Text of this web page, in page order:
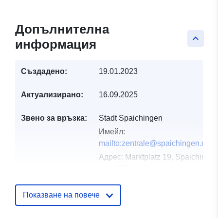
keyboard_arrow_up
Допълнителна
информация
Създадено: 19.01.2023
Актуализирано: 16.09.2025
Звено за връзка:
Stadt Spaichingen
Имейл:
mailto:zentrale@spaichingen.de
Адрес: Markt­platz 19, Spai­chin­
http://www.spaichingen.de
Показване на повече